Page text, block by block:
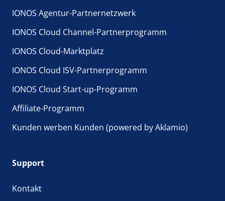
IONOS Agentur-Partnernetzwerk
IONOS Cloud Channel-Partnerprogramm
IONOS Cloud-Marktplatz
IONOS Cloud ISV-Partnerprogramm
IONOS Cloud Start-up-Programm
Affiliate-Programm
Kunden werben Kunden (powered by Aklamio)
Support
Kontakt